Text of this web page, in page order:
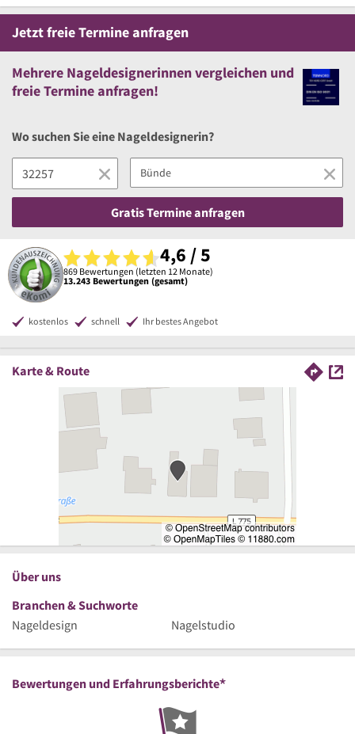
JetztfreieTermine anfragen
Mehrere Nageldesignerinnen vergleichen und
freieTermine anfragen!
Wo suchen Sie eine Nageldesignerin?
Gratis Termine anfragen
4,6 / 5
869 Bewertungen (letzten 12 Monate)
13.243 Bewertungen (gesamt)
kostenlos schnell Ihr bestes Angebot
Karte & Route
Über uns
Branchen & Suchworte
Nageldesign
Nagelstudio
Bewertungen und Erfahrungsberichte*